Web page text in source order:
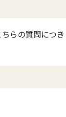
らの質問につき